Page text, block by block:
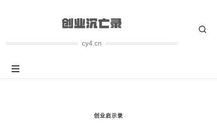
cy4.cn
创业启示录